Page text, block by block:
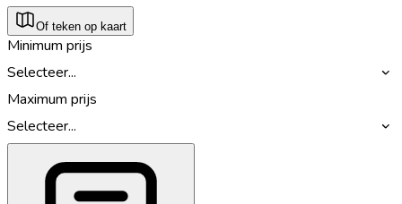
Of teken op kaart
Minimum prijs
Selecteer...
Maximum prijs
Selecteer...